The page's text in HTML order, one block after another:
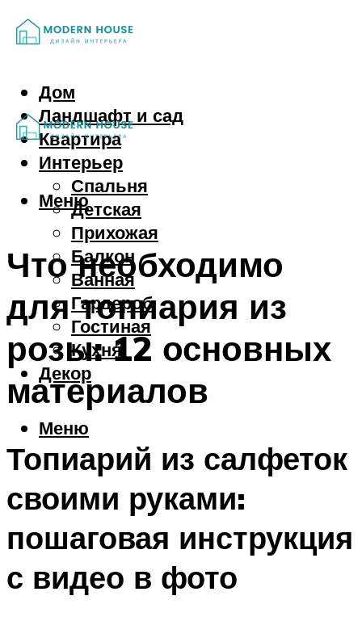
Дом
Ландшафт и сад
Квартира
Интерьер
Спальня
Детская
Прихожая
Балкон
Ванная
Гардероб
Гостиная
Кухня
Декор
Меню
Меню
Что необходимо
для топиария из
розы: 12 основных
материалов
Топиарий из салфеток
своими руками:
пошаговая инструкция
с видео в фото